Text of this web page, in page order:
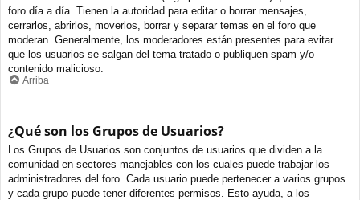
foro día a día. Tienen la autoridad para editar o borrar mensajes,
cerrarlos, abrirlos, moverlos, borrar y separar temas en el foro que
moderan. Generalmente, los moderadores están presentes para evitar
que los usuarios se salgan del tema tratado o publiquen spam y/o
contenido malicioso.
Arriba
¿Qué son los Grupos de Usuarios?
Los Grupos de Usuarios son conjuntos de usuarios que dividen a la
comunidad en sectores manejables con los cuales puede trabajar los
administradores del foro. Cada usuario puede pertenecer a varios grupos
y cada grupo puede tener diferentes permisos. Esto ayuda, a los